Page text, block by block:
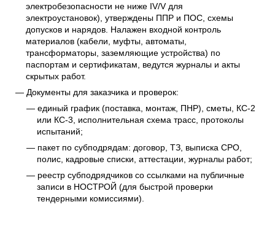
электробезопасности не ниже IV/V для
электроустановок), утверждены ППР и ПОС, схемы
допусков и нарядов. Налажен входной контроль
материалов (кабели, муфты, автоматы,
трансформаторы, заземляющие устройства) по
паспортам и сертификатам, ведутся журналы и акты
скрытых работ.
Документы для заказчика и проверок:
единый график (поставка, монтаж, ПНР), сметы, КС-2
или КС-3, исполнительная схема трасс, протоколы
испытаний;
пакет по субподрядам: договор, ТЗ, выписка СРО,
полис, кадровые списки, аттестации, журналы работ;
реестр субподрядчиков со ссылками на публичные
записи в НОСТРОЙ (для быстрой проверки
тендерными комиссиями).